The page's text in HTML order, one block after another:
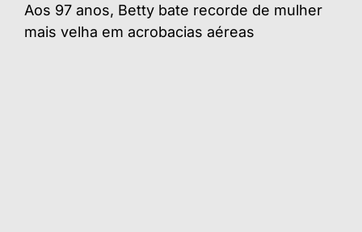
Aos 97 anos, Betty bate recorde de mulher
mais velha em acrobacias aéreas